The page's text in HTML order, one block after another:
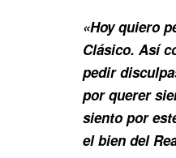
«Hoy quiero
Clásico. Así
pedir
por querer
siento por
el bien del